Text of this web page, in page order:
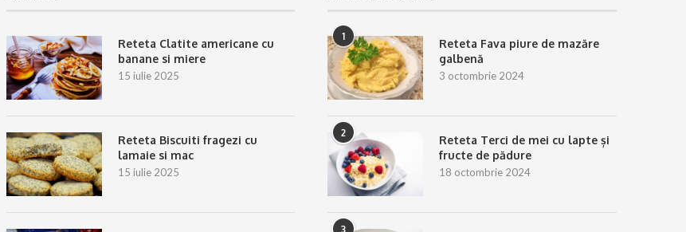
Reteta Clatite americane cu
banane si miere
15 iulie 2025
Reteta Biscuiti fragezi cu
lamaie si mac
15 iulie 2025
1
Reteta Fava piure de mazăre
galbenă
3 octombrie 2024
2
Reteta Terci de mei cu lapte și
fructe de pădure
18 octombrie 2024
3